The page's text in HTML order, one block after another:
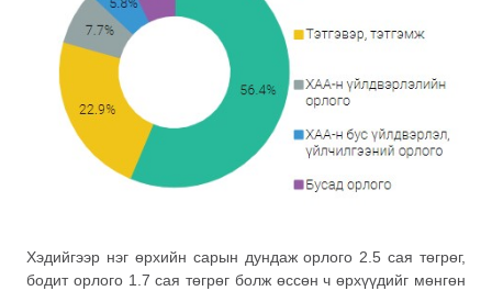
Хэдийгээр нэг өрхийн сарын дундаж орлого 2.5 сая төгрөг,
бодит орлого 1.7 сая төгрөг болж өссөн ч өрхүүдийг мөнгөн